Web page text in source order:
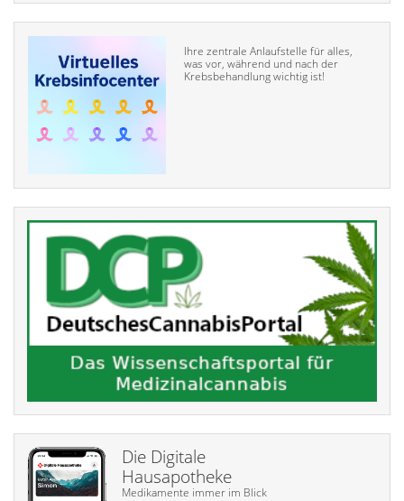
Ihre zentrale Anlaufstelle für alles,
was vor, während und nach der
Krebsbehandlung wichtig ist!
Die Digitale
Hausapotheke
Medikamente immer im Blick